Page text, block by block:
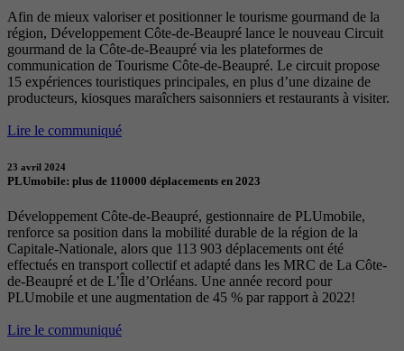
Afin de mieux valoriser et positionner le tourisme gourmand de la
région, Développement Côte-de-Beaupré lance le nouveau Circuit
gourmand de la Côte-de-Beaupré via les plateformes de
communication de Tourisme Côte-de-Beaupré. Le circuit propose
15 expériences touristiques principales, en plus d’une dizaine de
producteurs, kiosques maraîchers saisonniers et restaurants à visiter.
Lire le communiqué
23 avril 2024
PLUmobile: plus de 110000 déplacements en 2023
Développement Côte-de-Beaupré, gestionnaire de PLUmobile,
renforce sa position dans la mobilité durable de la région de la
Capitale-Nationale, alors que 113 903 déplacements ont été
effectués en transport collectif et adapté dans les MRC de La Côte-
de-Beaupré et de L’Île d’Orléans. Une année record pour
PLUmobile et une augmentation de 45 % par rapport à 2022!
Lire le communiqué